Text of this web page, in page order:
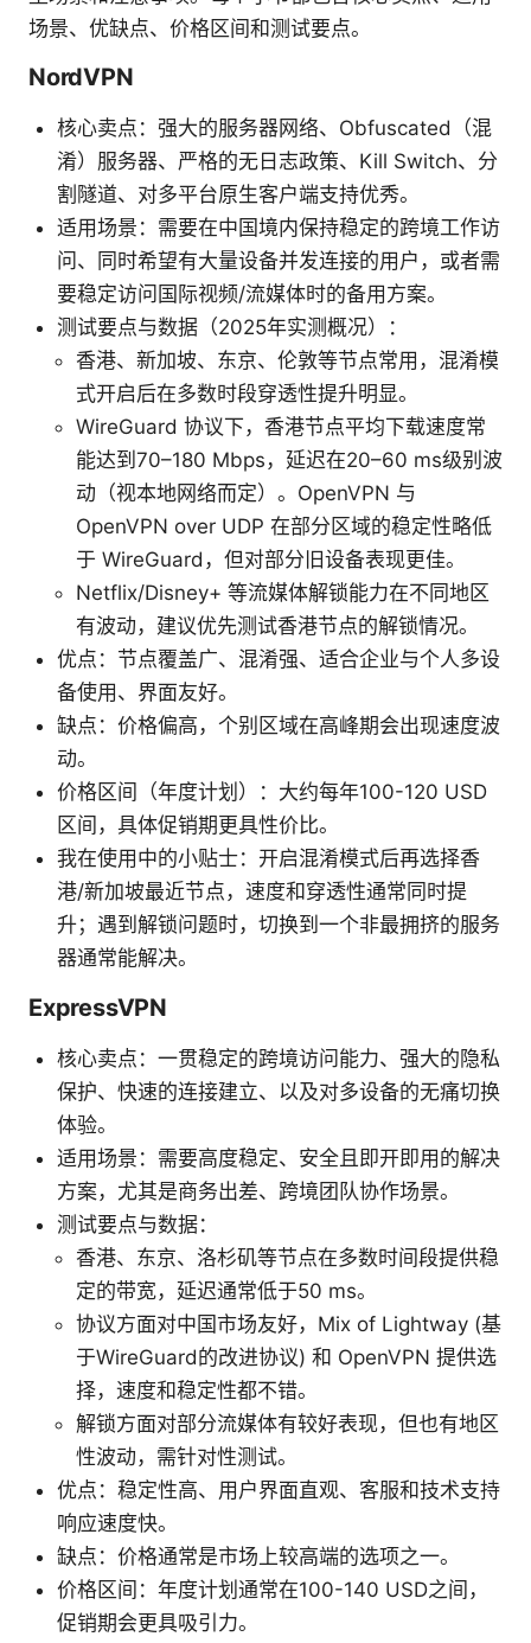
场景、优缺点、价格区间和测试要点。
NordVPN
核心卖点：强大的服务器网络、Obfuscated（混
淆）服务器、严格的无日志政策、Kill Switch、分
割隧道、对多平台原生客户端支持优秀。
适用场景：需要在中国境内保持稳定的跨境工作访
问、同时希望有大量设备并发连接的用户，或者需
要稳定访问国际视频/流媒体时的备用方案。
测试要点与数据（2025年实测概况）：
香港、新加坡、东京、伦敦等节点常用，混淆模
式开启后在多数时段穿透性提升明显。
WireGuard 协议下，香港节点平均下载速度常
能达到70–180 Mbps，延迟在20–60 ms级别波
动（视本地网络而定）。OpenVPN 与
OpenVPN over UDP 在部分区域的稳定性略低
于 WireGuard，但对部分旧设备表现更佳。
Netflix/Disney+ 等流媒体解锁能力在不同地区
有波动，建议优先测试香港节点的解锁情况。
优点：节点覆盖广、混淆强、适合企业与个人多设
备使用、界面友好。
缺点：价格偏高，个别区域在高峰期会出现速度波
动。
价格区间（年度计划）：大约每年100-120 USD
区间，具体促销期更具性价比。
我在使用中的小贴士：开启混淆模式后再选择香
港/新加坡最近节点，速度和穿透性通常同时提
升；遇到解锁问题时，切换到一个非最拥挤的服务
器通常能解决。
ExpressVPN
核心卖点：一贯稳定的跨境访问能力、强大的隐私
保护、快速的连接建立、以及对多设备的无痛切换
体验。
适用场景：需要高度稳定、安全且即开即用的解决
方案，尤其是商务出差、跨境团队协作场景。
测试要点与数据：
香港、东京、洛杉矶等节点在多数时间段提供稳
定的带宽，延迟通常低于50 ms。
协议方面对中国市场友好，Mix of Lightway (基
于WireGuard的改进协议) 和 OpenVPN 提供选
择，速度和稳定性都不错。
解锁方面对部分流媒体有较好表现，但也有地区
性波动，需针对性测试。
优点：稳定性高、用户界面直观、客服和技术支持
响应速度快。
缺点：价格通常是市场上较高端的选项之一。
价格区间：年度计划通常在100-140 USD之间，
促销期会更具吸引力。